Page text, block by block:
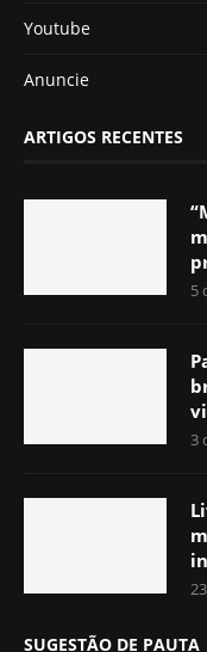
Youtube
Anuncie
ARTIGOS RECENTES
5
3
SUGESTÃO DE PAUTA